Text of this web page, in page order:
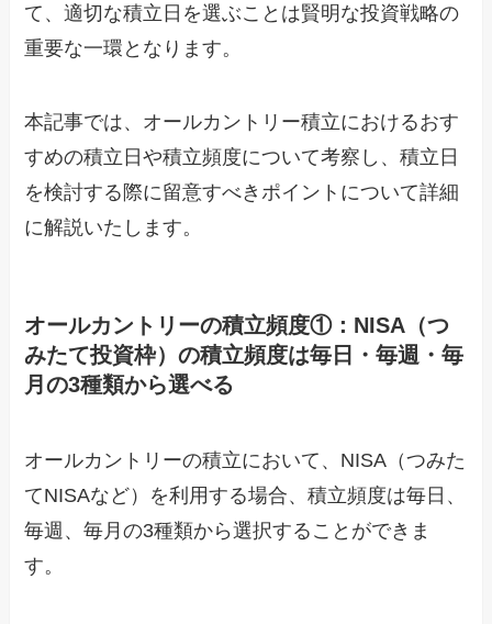
て、適切な積立日を選ぶことは賢明な投資戦略の
重要な一環となります。
本記事では、オールカントリー積立におけるおす
すめの積立日や積立頻度について考察し、積立日
を検討する際に留意すべきポイントについて詳細
に解説いたします。
オールカントリーの積立頻度①：NISA（つ
みたて投資枠）の積立頻度は毎日・毎週・毎
月の3種類から選べる
オールカントリーの積立において、NISA（つみた
てNISAなど）を利用する場合、積立頻度は毎日、
毎週、毎月の3種類から選択することができま
す。